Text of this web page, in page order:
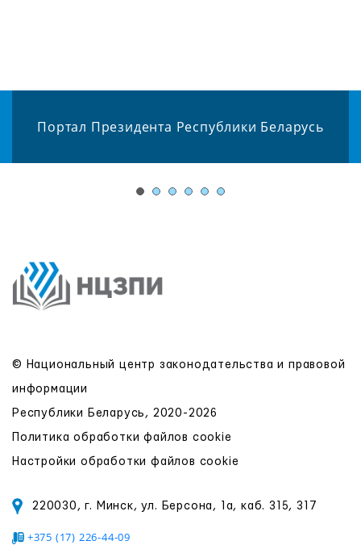
Портал Президента Республики Беларусь
© Национальный центр законодательства и правовой
информации
Республики Беларусь, 2020-2026
Политика обработки файлов cookie
Настройки обработки файлов cookie
220030, г. Минск, ул. Берсона, 1а, каб. 315, 317
+375 (17) 226-44-09